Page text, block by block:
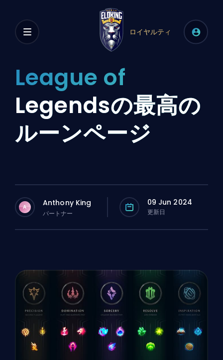
ロイヤルティ
League of
Legendsの最高の
ルーンページ
A Anthony King
パートナー
09 Jun 2024
更新日